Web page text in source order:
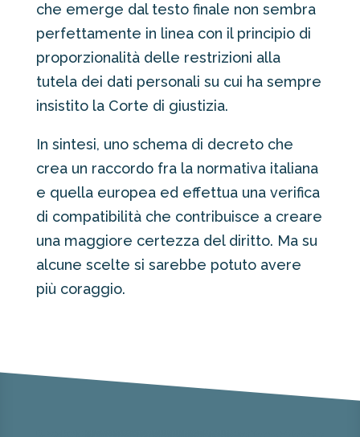
che emerge dal testo finale non sembra
perfettamente in linea con il principio di
proporzionalità delle restrizioni alla
tutela dei dati personali su cui ha sempre
insistito la Corte di giustizia.
In sintesi, uno schema di decreto che
crea un raccordo fra la normativa italiana
e quella europea ed effettua una verifica
di compatibilità che contribuisce a creare
una maggiore certezza del diritto. Ma su
alcune scelte si sarebbe potuto avere
più coraggio.